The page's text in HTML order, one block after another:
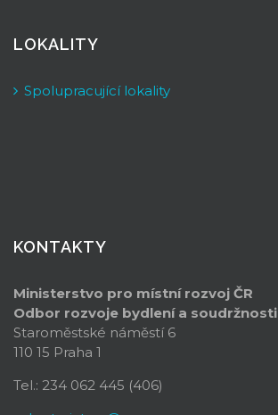
LOKALITY
Spolupracující lokality
KONTAKTY
Ministerstvo pro místní rozvoj ČR
Odbor rozvoje bydlení a soudržnosti
Staroměstské náměstí 6
110 15 Praha 1
Tel.: 234 062 445 (406)